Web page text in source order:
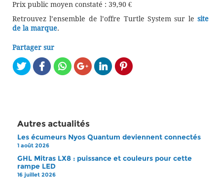
Prix public moyen constaté : 39,90 €
Retrouvez l’ensemble de l’offre Turtle System sur le site
de la marque.
Partager sur
Autres actualités
Les écumeurs Nyos Quantum deviennent connectés
1 août 2026
GHL Mitras LX8 : puissance et couleurs pour cette
rampe LED
16 juillet 2026